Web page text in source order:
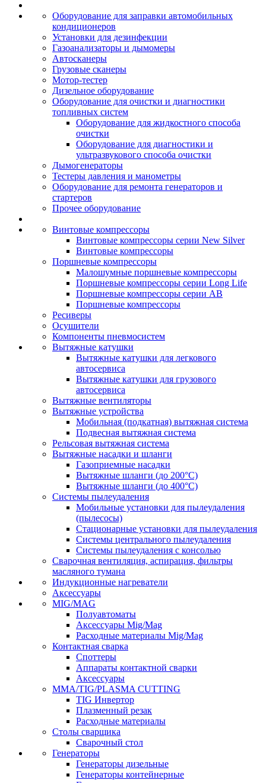
Оборудование для заправки автомобильных
кондиционеров
Установки для дезинфекции
Газоанализаторы и дымомеры
Автосканеры
Грузовые сканеры
Мотор-тестер
Дизельное оборудование
Оборудование для очистки и диагностики
топливных систем
Оборудование для жидкостного способа
очистки
Оборудование для диагностики и
ультразвукового способа очистки
Дымогенераторы
Тестеры давления и манометры
Оборудование для ремонта генераторов и
стартеров
Прочее оборудование
Винтовые компрессоры
Винтовые компрессоры серии New Silver
Винтовые компрессоры
Поршневые компрессоры
Малошумные поршневые компрессоры
Поршневые компрессоры серии Long Life
Поршневые компрессоры серии AB
Поршневые компрессоры
Ресиверы
Осушители
Компоненты пневмосистем
Вытяжные катушки
Вытяжные катушки для легкового
автосервиса
Вытяжные катушки для грузового
автосервиса
Вытяжные вентиляторы
Вытяжные устройства
Мобильная (подкатная) вытяжная система
Подвесная вытяжная система
Рельсовая вытяжная система
Вытяжные насадки и шланги
Газоприемные насадки
Вытяжные шланги (до 200°C)
Вытяжные шланги (до 400°C)
Системы пылеудаления
Мобильные установки для пылеудаления
(пылесосы)
Стационарные установки для пылеудаления
Системы центрального пылеудаления
Системы пылеудаления с консолью
Сварочная вентиляция, аспирация, фильтры
масляного тумана
Индукционные нагреватели
Аксессуары
MIG/MAG
Полуавтоматы
Аксессуары Mig/Mag
Расходные материалы Mig/Mag
Контактная сварка
Споттеры
Аппараты контактной сварки
Аксессуары
MMA/TIG/PLASMA CUTTING
TIG Инвертор
Плазменный резак
Расходные материалы
Столы сварщика
Сварочный стол
Генераторы
Генераторы дизельные
Генераторы контейнерные